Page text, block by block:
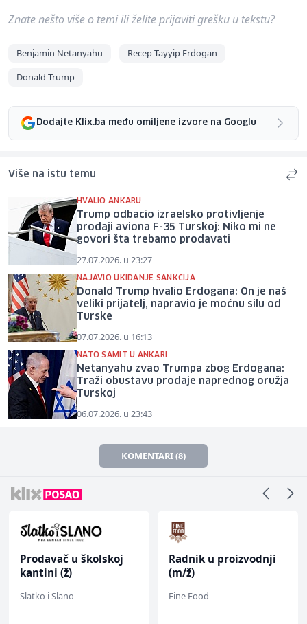
Znate nešto više o temi ili želite prijaviti grešku u tekstu?
Benjamin Netanyahu
Recep Tayyip Erdogan
Donald Trump
Dodajte Klix.ba među omiljene izvore na Googlu
Više na istu temu
HVALIO ANKARU
Trump odbacio izraelsko protivljenje
prodaji aviona F-35 Turskoj: Niko mi ne
govori šta trebamo prodavati
27.07.2026. u 23:27
NAJAVIO UKIDANJE SANKCIJA
Donald Trump hvalio Erdogana: On je naš
veliki prijatelj, napravio je moćnu silu od
Turske
07.07.2026. u 16:13
NATO SAMIT U ANKARI
Netanyahu zvao Trumpa zbog Erdogana:
Traži obustavu prodaje naprednog oružja
Turskoj
06.07.2026. u 23:43
KOMENTARI (8)
Prodavač u školskoj
kantini (ž)
Slatko i Slano
Radnik u proizvodnji
(m/ž)
Fine Food